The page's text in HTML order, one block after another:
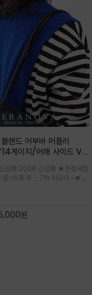
랜드 어부바 머플러
게이지/어깨 사이드 VN
레이어드 니트 어부바숄/
V자 조직감과 부드러운
으며, 단조로
상품 2026 신상품 ★한정세일
문.대.폭.주 - 7차 리오더 ~★셔
며, 소매 끝단에 위치한 실버
원